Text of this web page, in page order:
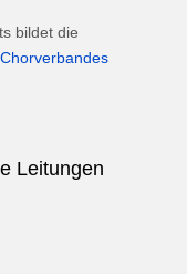
bildet die
Leitungen